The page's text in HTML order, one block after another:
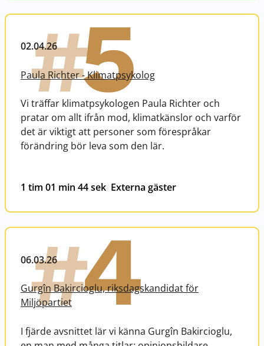
02.04.26
Paula Richter - Klimatpsykolog
Vi träffar klimatpsykologen Paula Richter och
pratar om allt ifrån mod, klimatkänslor och varför
det är viktigt att personer som förespråkar
förändring bör leva som den lär.
1 tim 01 min 44 sek Externa gäster
#5
06.03.26
Gurgîn Bakircioglu, riksdagskandidat för
Miljöpartiet
I fjärde avsnittet lär vi känna Gurgîn Bakircioglu,
#4